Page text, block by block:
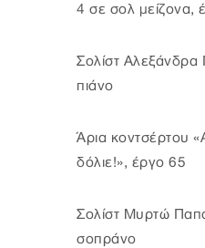
4 σε σολ μείζονα,
Σολίστ
πιάνο
Άρια κοντσέρτου
δόλιε!», έργο 65
Σολίστ Μυρτώ
σοπράνο